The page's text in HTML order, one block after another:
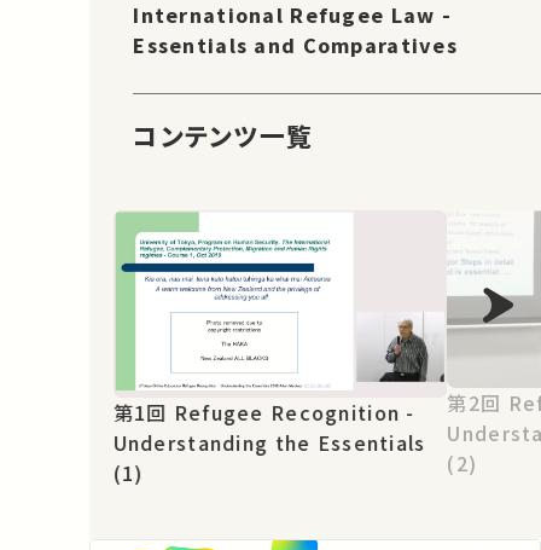
International Refugee Law -
Essentials and Comparatives
コンテンツ一覧
第1回 Refugee Recognition -
Understanding the Essentials
(1)
第2回 Refugee Recognition -
(2)